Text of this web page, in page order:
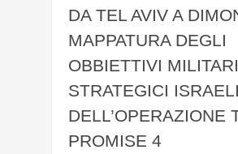
DA TEL AVIV A
MAPPATURA DEGLI
OBBIETTIVI
STRATEGICI
DELL’OPERAZIONE
PROMISE 4